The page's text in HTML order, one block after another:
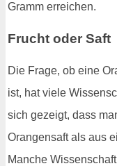
Gramm erreichen.
Frucht oder Saft
Die Frage, ob eine
ist, hat viele
sich gezeigt, dass
Orangensaft als aus
Manche